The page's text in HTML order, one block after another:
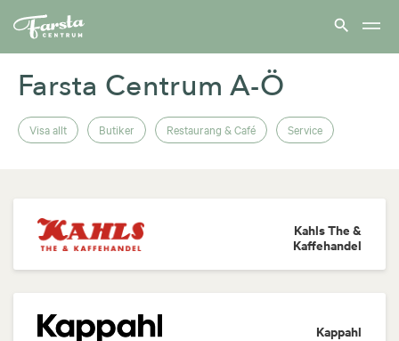
Farsta
hem
Farsta Centrum A-Ö
Visa allt Butiker Restaurang & Café Service
Kahls The &
Kaffehandel
Kappahl